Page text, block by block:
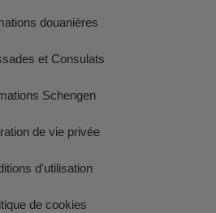
douanières
et Consulats
Schengen
de vie privée
d'utilisation
de cookies